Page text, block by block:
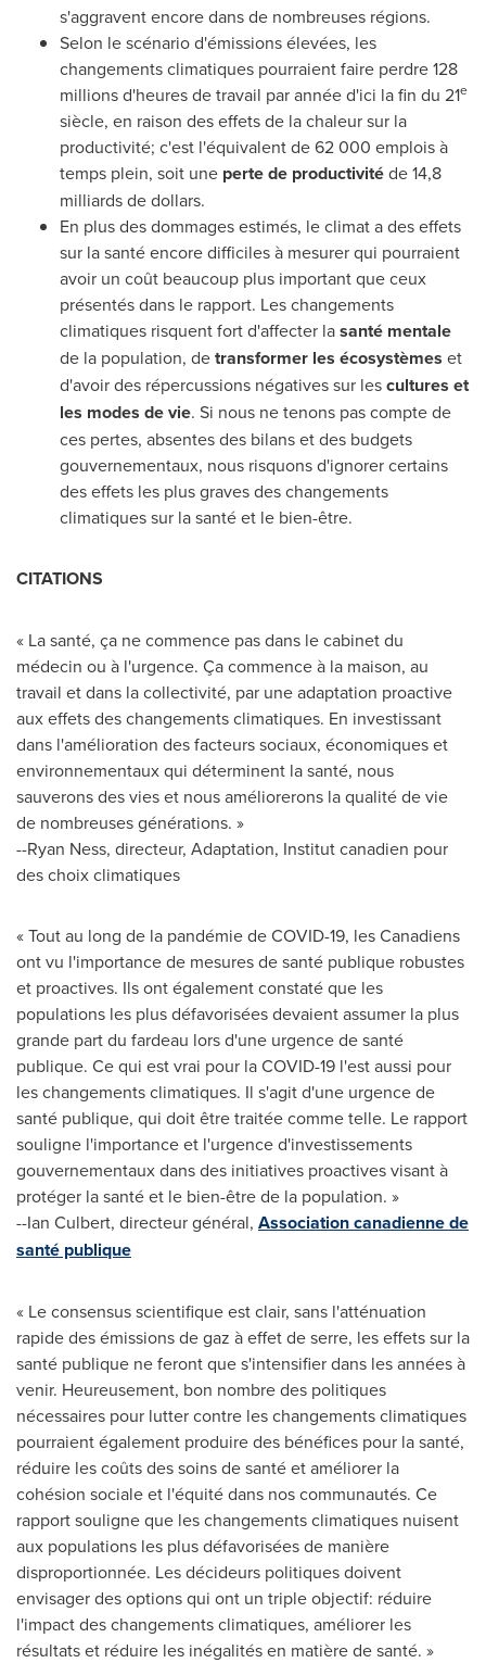
s'aggravent encore dans de nombreuses régions.
Selon le scénario d'émissions élevées, les
changements climatiques pourraient faire perdre 128
millions d'heures de travail par année d'ici la fin du 21e
siècle, en raison des effets de la chaleur sur la
productivité; c'est l'équivalent de 62 000 emplois à
temps plein, soit une perte de productivitéde 14,8
milliards de dollars.
En plus des dommages estimés, le climat a des effets
sur la santé encore difficiles à mesurer qui pourraient
avoir un coût beaucoup plus important que ceux
présentés dans le rapport. Les changements
climatiques risquent fort d'affecter lasanté mentale
de la population, detransformer les écosystèmes et
d'avoir des répercussions négatives sur lescultures et
les modes de vie. Si nous ne tenons pas compte de
ces pertes, absentes des bilans et des budgets
gouvernementaux, nous risquons d'ignorer certains
des effets les plus graves des changements
climatiques sur la santé et le bien-être.
CITATIONS
« La santé, ça ne commence pas dans le cabinet du
médecin ou à l'urgence. Ça commence à la maison, au
travail et dans la collectivité, par une adaptation proactive
aux effets des changements climatiques. En investissant
dans l'amélioration des facteurs sociaux, économiques et
environnementaux qui déterminent la santé, nous
sauverons des vies et nous améliorerons la qualité de vie
de nombreuses générations. »
--Ryan Ness, directeur, Adaptation, Institut canadien pour
des choix climatiques
« Tout au long de la pandémie de COVID-19, les Canadiens
ont vu l'importance de mesures de santé publique robustes
et proactives. Ils ont également constaté que les
populations les plus défavorisées devaient assumer la plus
grande part du fardeau lors d'une urgence de santé
publique. Ce qui est vrai pour la COVID-19 l'est aussi pour
les changements climatiques. Il s'agit d'une urgence de
santé publique, qui doit être traitée comme telle. Le rapport
souligne l'importance et l'urgence d'investissements
gouvernementaux dans des initiatives proactives visant à
protéger la santé et le bien-être de la population. »
--Ian Culbert, directeur général, Association canadienne de
santé publique
« Le consensus scientifique est clair, sans l'atténuation
rapide des émissions de gaz à effet de serre, les effets sur la
santé publique ne feront que s'intensifier dans les années à
venir. Heureusement, bon nombre des politiques
nécessaires pour lutter contre les changements climatiques
pourraient également produire des bénéfices pour la santé,
réduire les coûts des soins de santé et améliorer la
cohésion sociale et l'équité dans nos communautés. Ce
rapport souligne que les changements climatiques nuisent
aux populations les plus défavorisées de manière
disproportionnée. Les décideurs politiques doivent
envisager des options qui ont un triple objectif: réduire
l'impact des changements climatiques, améliorer les
résultats et réduire les inégalités en matière de santé. »